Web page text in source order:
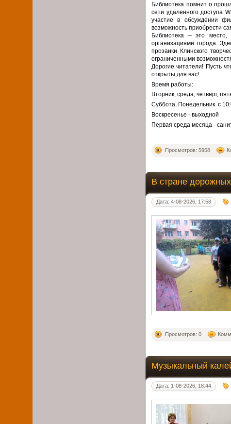
Библиотека помнит о
сети удаленного доступа
участие в обсуждении
возможность приобрести
Библиотека – это
организациями города.
прозаики Клинского
ограниченными
Дорогие читатели! Пусть
открыты для вас!
Время работы:
Вторник, среда, четверг,
Суббота, Понедельник с
Воскресенье - выходной
Первая среда месяца -
Просмотров: 5958
В стране
Дата: 4-08-2026, 17:58
Просмотров: 0
Музыкальный
Дата: 1-08-2026, 18:44